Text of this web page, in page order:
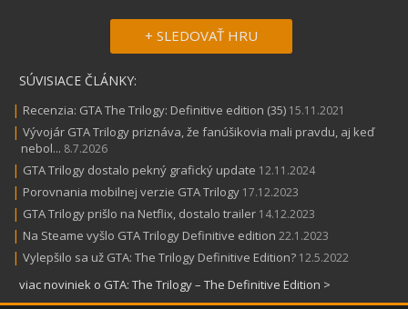
+ SLEDOVAŤ HRU
SÚVISIACE ČLÁNKY:
| Recenzia: GTA The Trilogy: Definitive edition (35) 15.11.2021
| Vývojár GTA Trilogy priznáva, že fanúšikovia mali pravdu, aj keď
nebol... 8.7.2026
| GTA Trilogy dostalo pekný grafický update 12.11.2024
| Porovnania mobilnej verzie GTA Trilogy 17.12.2023
| GTA Trilogy prišlo na Netflix, dostalo trailer 14.12.2023
| Na Steame vyšlo GTA Trilogy Definitive edition 22.1.2023
| Vylepšilo sa už GTA: The Trilogy Definitive Edition? 12.5.2022
viac noviniek o GTA: The Trilogy – The Definitive Edition >